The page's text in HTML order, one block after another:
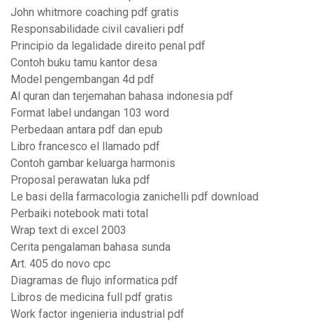
John whitmore coaching pdf gratis
Responsabilidade civil cavalieri pdf
Principio da legalidade direito penal pdf
Contoh buku tamu kantor desa
Model pengembangan 4d pdf
Al quran dan terjemahan bahasa indonesia pdf
Format label undangan 103 word
Perbedaan antara pdf dan epub
Libro francesco el llamado pdf
Contoh gambar keluarga harmonis
Proposal perawatan luka pdf
Le basi della farmacologia zanichelli pdf download
Perbaiki notebook mati total
Wrap text di excel 2003
Cerita pengalaman bahasa sunda
Art. 405 do novo cpc
Diagramas de flujo informatica pdf
Libros de medicina full pdf gratis
Work factor ingenieria industrial pdf